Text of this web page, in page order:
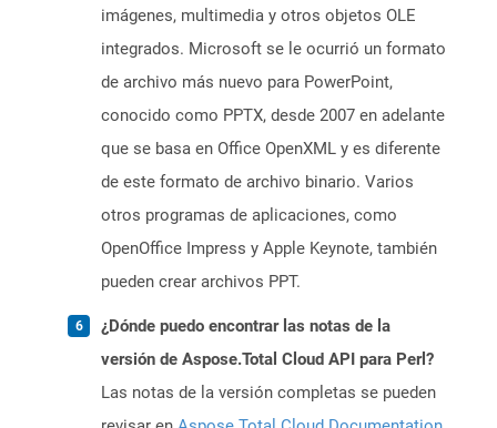
imágenes, multimedia y otros objetos OLE
integrados. Microsoft se le ocurrió un formato
de archivo más nuevo para PowerPoint,
conocido como PPTX, desde 2007 en adelante
que se basa en Office OpenXML y es diferente
de este formato de archivo binario. Varios
otros programas de aplicaciones, como
OpenOffice Impress y Apple Keynote, también
pueden crear archivos PPT.
¿Dónde puedo encontrar las notas de la
versión de Aspose.Total Cloud API para Perl?
Las notas de la versión completas se pueden